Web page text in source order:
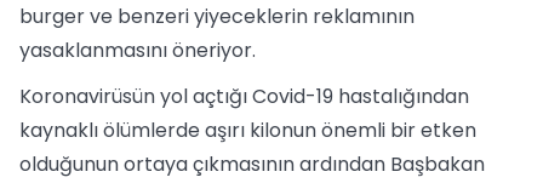
burger ve benzeri yiyeceklerin reklamının
yasaklanmasını öneriyor.
Koronavirüsün yol açtığı Covid-19 hastalığından
kaynaklı ölümlerde aşırı kilonun önemli bir etken
olduğunun ortaya çıkmasının ardından Başbakan